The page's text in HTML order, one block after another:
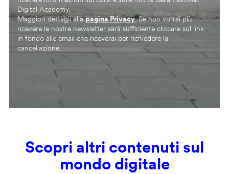
Digital Academy.
Maggiori dettagli allapagina Privacy. Se non vorrai più
ricevere le nostre newsletter sarà sufficiente cliccare sul link
in fondo alle email che riceverai per richiedere la
cancellazione.
Scopri altri contenuti sul
mondo digitale